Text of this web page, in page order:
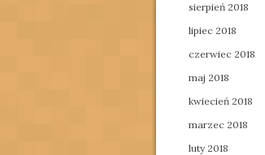
sierpień 2018
lipiec 2018
czerwiec 2018
maj 2018
kwiecień 2018
marzec 2018
luty 2018